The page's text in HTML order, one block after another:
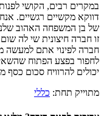
במקרים רבים, הקושי
דווקא מקשיים רגשיים.
של בן המשפחה האהוב
זו חברה חיצונית שי לה
חברה לפינוי אתם למעשה
לחפור בפצע הפתוח
יכולים להרוויח סכום כסף
מתוייק תחת: כללי